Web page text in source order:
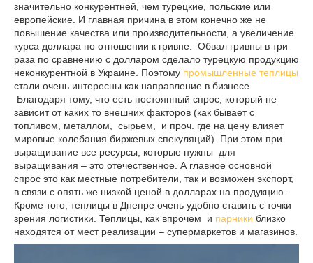
значительно конкурентней, чем турецкие, польские или
европейские. И главная причина в этом конечно же не
повышение качества или производительности, а увеличение
курса доллара по отношении к гривне. Обвал гривны в три
раза по сравнению с долларом сделало турецкую продукцию
неконкурентной в Украине. Поэтому промышленные теплицы
стали очень интересны как направление в бизнесе.
Благодаря тому, что есть постоянный спрос, который не
зависит от каких то внешних факторов (как бывает с
топливом, металлом, сырьем, и проч. где на цену влияет
мировые колебания биржевых спекуляций). При этом при
выращивание все ресурсы, которые нужны для
выращивания – это отечественное. А главное основной
спрос это как местные потребители, так и возможен экспорт,
в связи с опять же низкой ценой в долларах на продукцию.
Кроме того, теплицы в Днепре очень удобно ставить с точки
зрения логистики. Теплицы, как впрочем и парники близко
находятся от мест реализации – супермаркетов и магазинов.